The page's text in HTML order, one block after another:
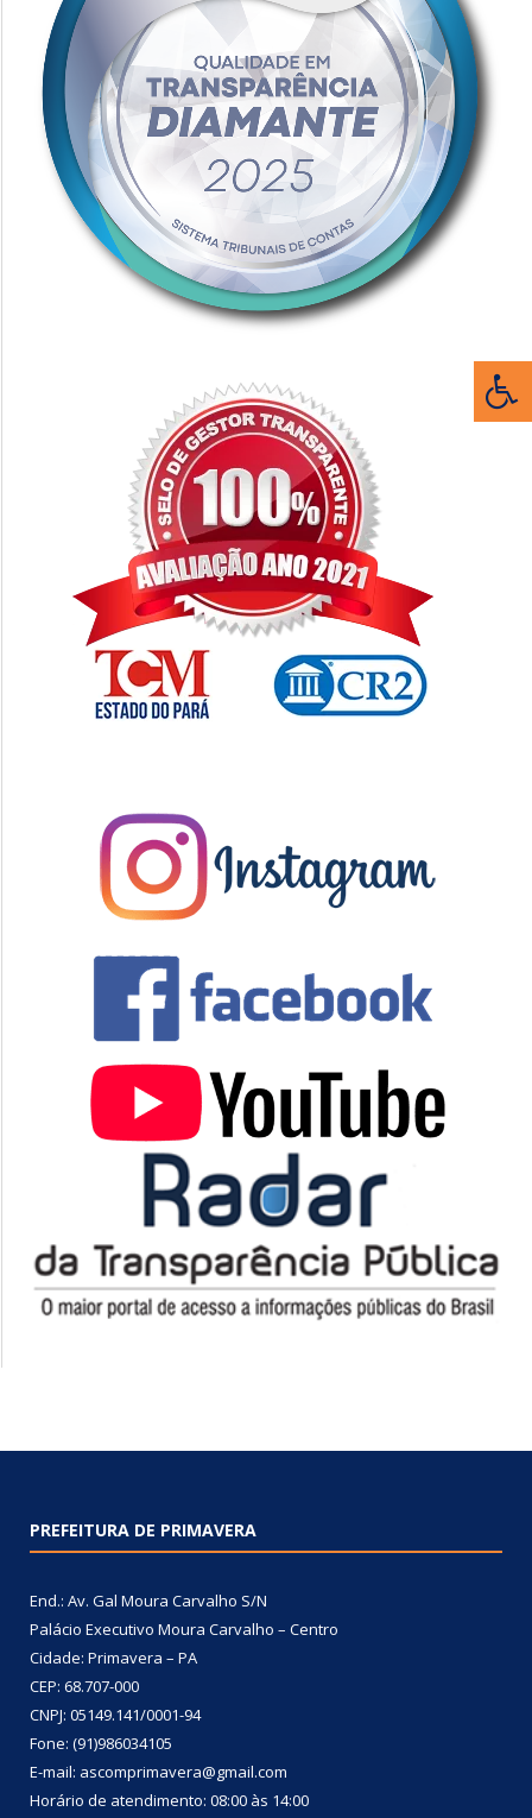
PREFEITURA DE PRIMAVERA
End.: Av. Gal Moura Carvalho S/N
Palácio Executivo Moura Carvalho – Centro
Cidade: Primavera – PA
CEP: 68.707-000
CNPJ: 05149.141/0001-94
Fone: (91)986034105
E-mail: ascomprimavera@gmail.com
Horário de atendimento: 08:00 às 14:00